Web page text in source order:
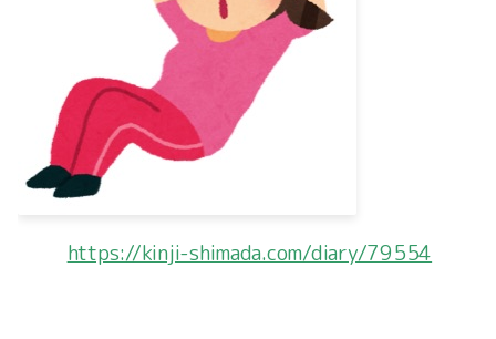
https://kinji-shimada.com/diary/79554